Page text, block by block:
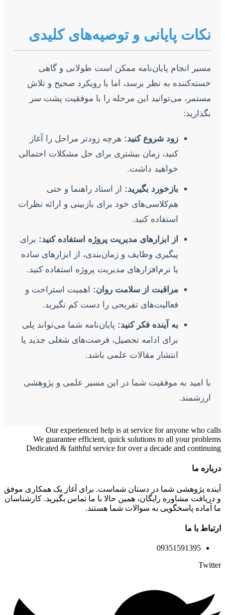
نکات پایانی و توصیه‌های کلیدی
مسیر انجام پایان‌نامه ممکن است طولانی و گاهی
خسته‌کننده به نظر برسد، اما با رویکرد صحیح و تلاش
مستمر، می‌توانید این مرحله را با موفقیت پشت سر
بگذارید:
زود شروع کنید: هرچه زودتر مراحل را آغاز
کنید، زمان بیشتری برای حل مشکلات احتمالی
خواهید داشت.
بازخورد بگیرید: از استاد راهنما و حتی
هم‌کلاسی‌های خود برای بازبینی و ارائه نظرات
استفاده کنید.
از ابزارهای مدیریت پروژه استفاده کنید: برای
پیگیری وظایف و زمان‌بندی، از ابزارهای ساده
یا نرم‌افزارهای مدیریت پروژه استفاده کنید.
مراقبت از سلامت روان: اهمیت استراحت و
فعالیت‌های تفریحی را دست کم نگیرید.
به آینده فکر کنید: پایان‌نامه شما می‌تواند پلی
برای ادامه تحصیل، فرصت‌های شغلی جدید یا
انتشار مقالات علمی باشد.
با امید به موفقیت شما در این مسیر علمی و پژوهشی
ارزشمند.
Our experienced help is at service for anyone who calls
We guarantee efficient, quick solutions to all your problems
Dedicated & faithful service for over a decade and continuing
درباره ما
آینده پژوهشی شما در دستان شماست. برای آغاز یک همکاری موفق
و دریافت مشاوره رایگان، همین حالا با ما تماس بگیرید. کارشناسان
ما آماده پاسخگویی به سوالات شما هستند.
ارتباط با ما
09351591395
Twitter